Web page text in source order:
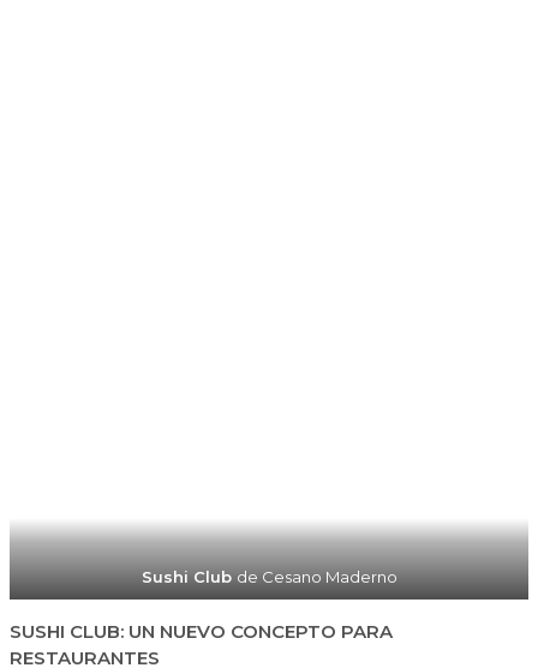
Sushi Club de Cesano Maderno
SUSHI CLUB: UN NUEVO CONCEPTO PARA
RESTAURANTES